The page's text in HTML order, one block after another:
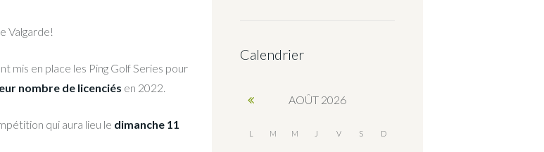
Valgarde!
mis en place les Ping Golf Series pour
nombre de licenciés en 2022.
qui aura lieu le dimanche 11
Calendrier
AOÛT 2026
L M M J V S D